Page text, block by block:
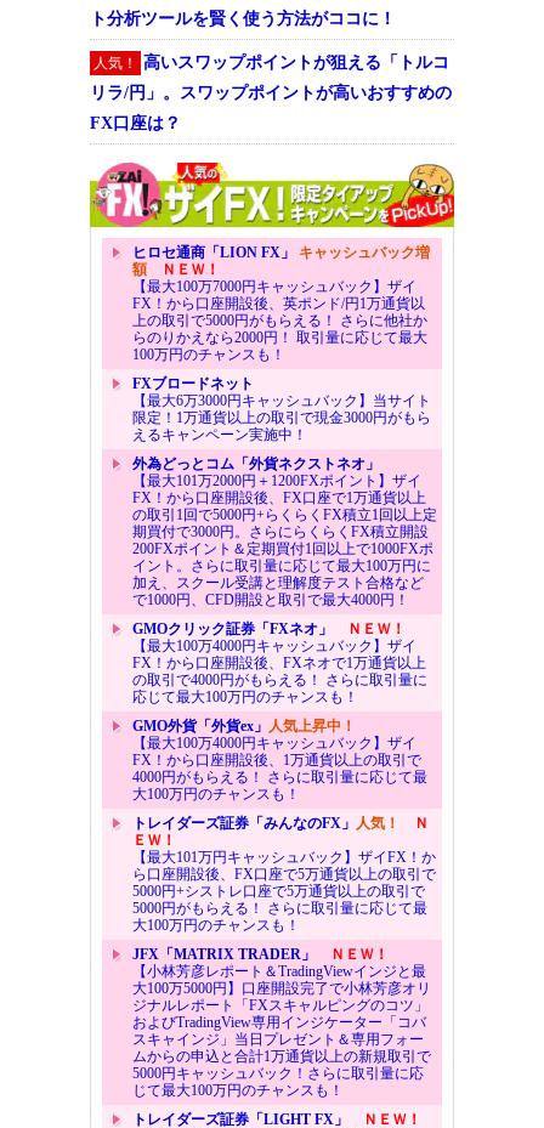
ト分析ツールを賢く使う方法がココに！
人気！
高いスワップポイントが狙える「トルコ
リラ/円」。スワップポイントが高いおすすめの
FX口座は？
ヒロセ通商「LION FX」 キャッシュバック増
額ＮＥＷ！
【最大100万7000円キャッシュバック】ザイ
FX！から口座開設後、英ポンド/円1万通貨以
上の取引で5000円がもらえる！ さらに他社か
らのりかえなら2000円！ 取引量に応じて最大
100万円のチャンスも！
FXブロードネット
【最大6万3000円キャッシュバック】当サイト
限定！1万通貨以上の取引で現金3000円がもら
えるキャンペーン実施中！
外為どっとコム「外貨ネクストネオ」
【最大101万2000円＋1200FXポイント】ザイ
FX！から口座開設後、FX口座で1万通貨以上
の取引1回で5000円+らくらくFX積立1回以上定
期買付で3000円。さらにらくらくFX積立開設
200FXポイント＆定期買付1回以上で1000FXポ
イント。さらに取引量に応じて最大100万円に
加え、スクール受講と理解度テスト合格など
で1000円、CFD開設と取引で最大4000円！
GMOクリック証券「FXネオ」
ＮＥＷ！
【最大100万4000円キャッシュバック】ザイ
FX！から口座開設後、FXネオで1万通貨以上
の取引で4000円がもらえる！ さらに取引量に
応じて最大100万円のチャンスも！
GMO外貨「外貨ex」 人気上昇中！
【最大100万4000円キャッシュバック】ザイ
FX！から口座開設後、1万通貨以上の取引で
4000円がもらえる！ さらに取引量に応じて最
大100万円のチャンスも！
トレイダーズ証券「みんなのFX」 人気！
Ｎ
ＥＷ！
【最大101万円キャッシュバック】ザイFX！か
ら口座開設後、FX口座で5万通貨以上の取引で
5000円+シストレ口座で5万通貨以上の取引で
5000円がもらえる！ さらに取引量に応じて最
大100万円のチャンスも！
JFX「MATRIX TRADER」
ＮＥＷ！
【小林芳彦レポート＆TradingViewインジと最
大100万5000円】口座開設完了で小林芳彦オリ
ジナルレポート「FXスキャルピングのコツ」
およびTradingView専用インジケーター「コバ
スキャインジ」当日プレゼント＆専用フォー
ムからの申込と合計1万通貨以上の新規取引で
5000円キャッシュバック！さらに取引量に応
じて最大100万円のチャンスも！
トレイダーズ証券「LIGHT FX」
ＮＥＷ！